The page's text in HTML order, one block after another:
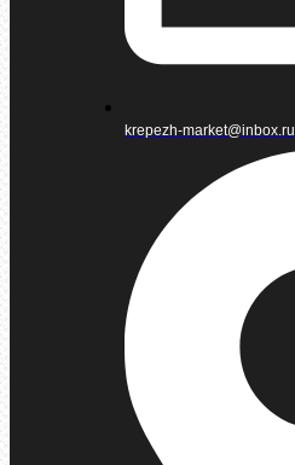
krepezh-market@inbox.ru